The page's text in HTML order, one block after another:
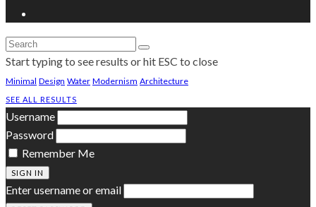
Start typing to see results or hit ESC to close
Minimal Design Water Modernism Architecture
SEE ALL RESULTS
Username
Password
Remember Me
SIGN IN
Enter username or email